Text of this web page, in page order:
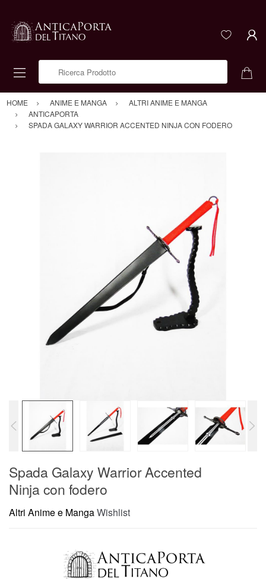
HOME ANIME E MANGA
ALTRI ANIME E MANGA
ANTICAPORTA
SPADA GALAXY WARRIOR ACCENTED NINJA CON FODERO
Spada Galaxy Warrior Accented
Ninja con fodero
Altri Anime e MangaWishlist